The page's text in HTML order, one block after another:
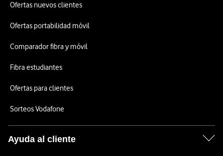
Ofertas nuevos clientes
Ofertas portabilidad móvil
Comparador fibra y móvil
Fibra estudiantes
Ofertas para clientes
Sorteos Vodafone
Ayuda al cliente